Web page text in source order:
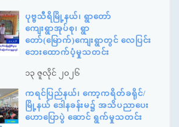
ပုဗ္ဗသီရိမြို့နယ်၊ ရွာတော်
ကျေးရွာအုပ်စု၊ ရွာ
တော်(မြောက်)ကျေးရွာတွင် လေပြင်း
ဘေးထောက်ပံ့မှုသတင်း
၁၃ ဇူလိုင် ၂၀၂၆
ကရင်ပြည်နယ်၊ ကော့ကရိတ်ခရိုင်/
မြို့နယ် ဒေါနခန်းမ၌ အသိပညာပေး
ဟောပြောပွဲ ဆောင် ရွက်မှုသတင်း